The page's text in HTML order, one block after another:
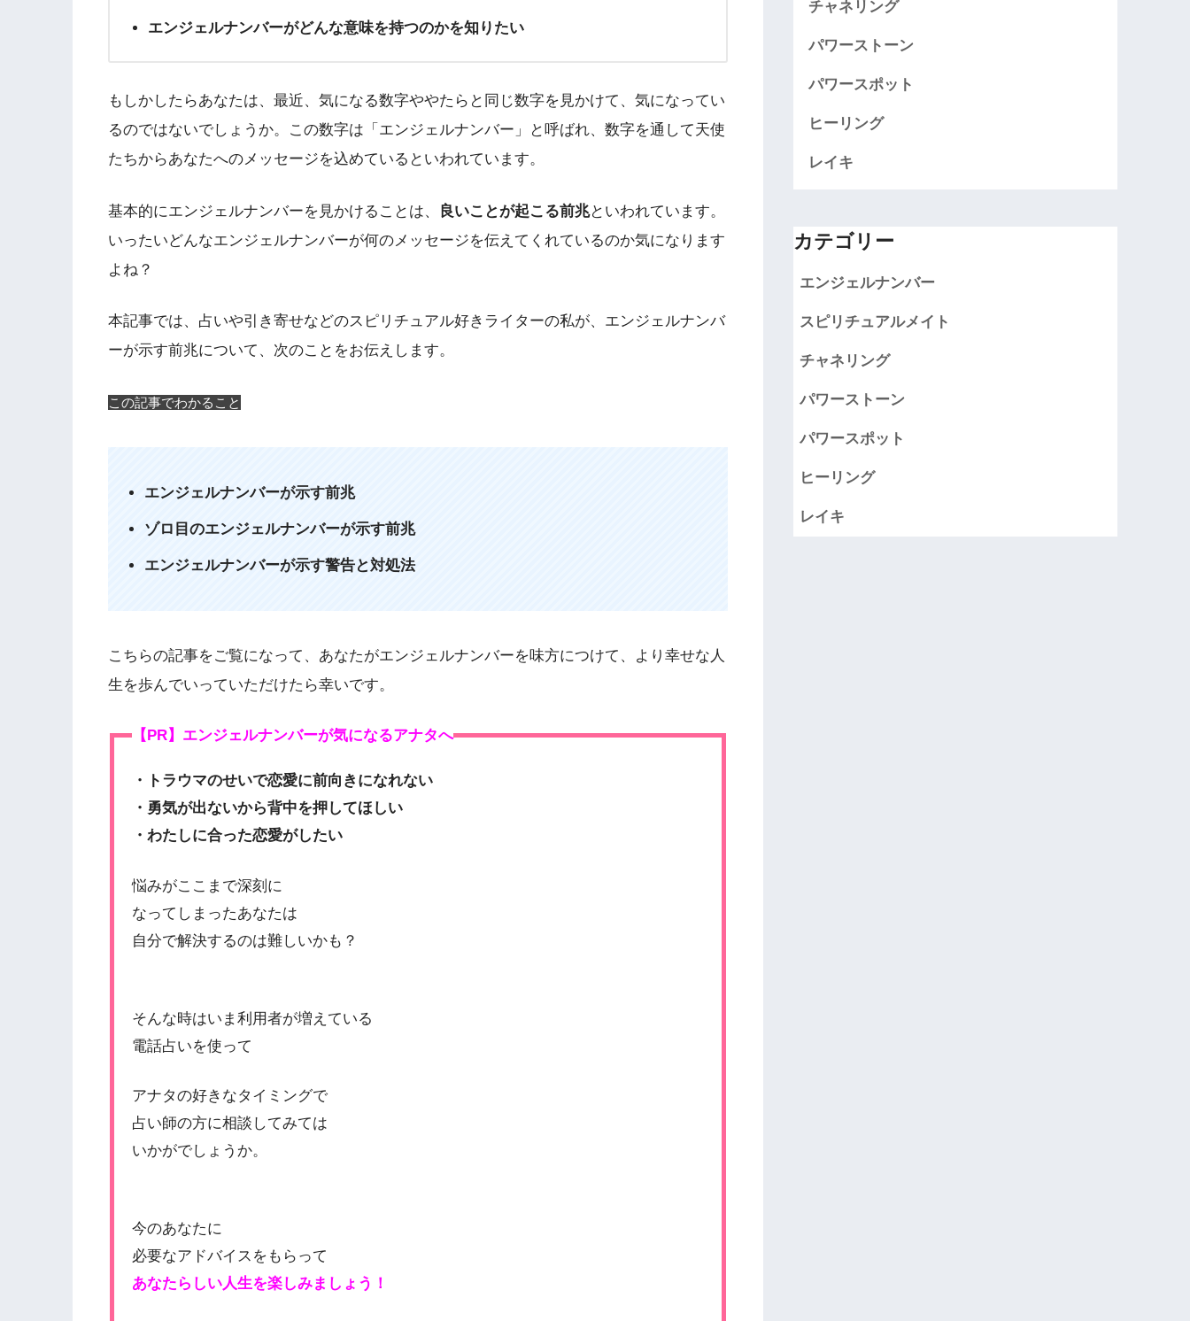
エンジェルナンバーがどんな意味を持つのかを知りたい
もしかしたらあなたは、最近、気になる数字ややたらと同じ数字を見かけて、気になってい
るのではないでしょうか。この数字は「エンジェルナンバー」と呼ばれ、数字を通して天使
たちからあなたへのメッセージを込めているといわれています。
基本的にエンジェルナンバーを見かけることは、 良いことが起こる前兆といわれています。
いったいどんなエンジェルナンバーが何のメッセージを伝えてくれているのか気になります
よね？
本記事では、占いや引き寄せなどのスピリチュアル好きライターの私が、エンジェルナンバ
ーが示す前兆について、次のことをお伝えします。
この記事でわかること
エンジェルナンバーが示す前兆
ゾロ目のエンジェルナンバーが示す前兆
エンジェルナンバーが示す警告と対処法
こちらの記事をご覧になって、あなたがエンジェルナンバーを味方につけて、より幸せな人
生を歩んでいっていただけたら幸いです。
【PR】エンジェルナンバーが気になるアナタへ
・トラウマのせいで恋愛に前向きになれない
・勇気が出ないから背中を押してほしい
・わたしに合った恋愛がしたい
悩みがここまで深刻に
なってしまったあなたは
自分で解決するのは難しいかも？
そんな時はいま利用者が増えている
電話占いを使って
アナタの好きなタイミングで
占い師の方に相談してみては
いかがでしょうか。
今のあなたに
必要なアドバイスをもらって
あなたらしい人生を楽しみましょう！
チャネリング
パワーストーン
パワースポット
ヒーリング
レイキ
カテゴリー
エンジェルナンバー
スピリチュアルメイト
チャネリング
パワーストーン
パワースポット
ヒーリング
レイキ